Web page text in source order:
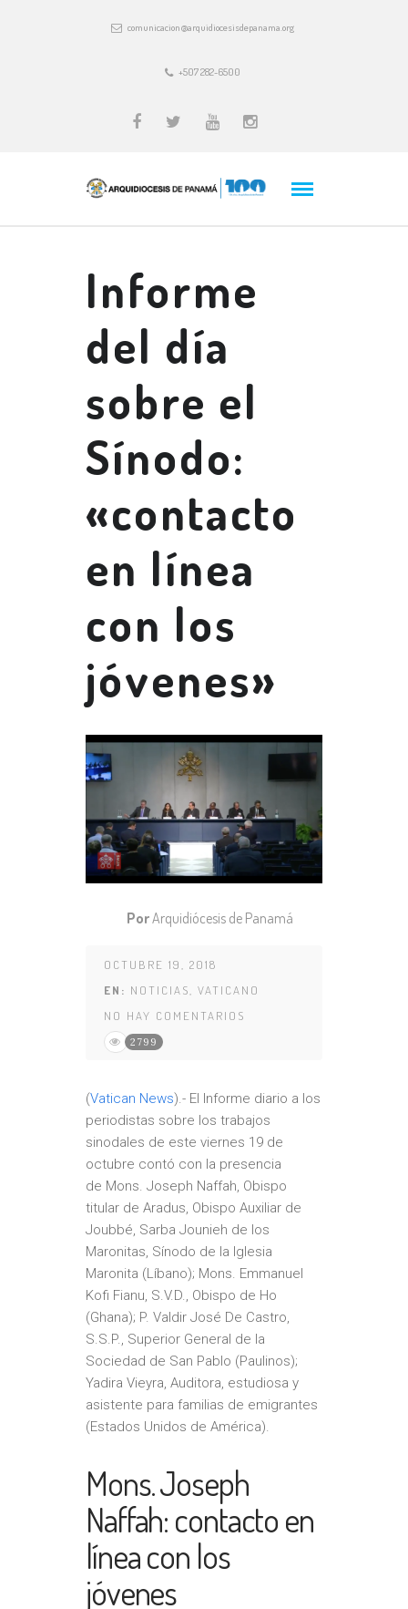
comunicacion@arquidiocesisdepanama.org
+507 282-6500
Informe
del día
sobre el
Sínodo:
«contacto
en línea
con los
jóvenes»
PorArquidiócesis de Panamá
OCTUBRE 19, 2018
EN: NOTICIAS
VATICANO
NO HAY COMENTARIOS
2799
(Vatican News).- El Informe diario a los
periodistas sobre los trabajos
sinodales de este viernes 19 de
octubre contó con la presencia
de Mons. Joseph Naffah, Obispo
titular de Aradus, Obispo Auxiliar de
Joubbé, Sarba Jounieh de los
Maronitas, Sínodo de la Iglesia
Maronita (Líbano); Mons. Emmanuel
Kofi Fianu, S.V.D., Obispo de Ho
(Ghana); P. Valdir José De Castro,
S.S.P., Superior General de la
Sociedad de San Pablo (Paulinos);
Yadira Vieyra, Auditora, estudiosa y
asistente para familias de emigrantes
(Estados Unidos de América).
Mons. Joseph
Naffah: contacto en
línea con los
jóvenes